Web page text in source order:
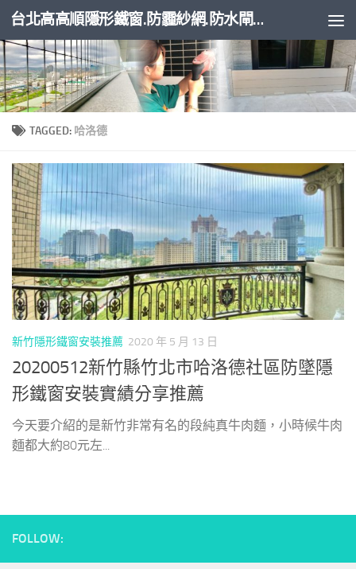
Skip to content 台北高高順隱形鐵窗.防霾紗網.防水閘門
TAGGED: 哈洛德
新竹隱形鐵窗安裝推薦 2020 年 5 月 13 日
20200512新竹縣竹北市哈洛德社區防墜隱
形鐵窗安裝實績分享推薦
今天要介紹的是新竹非常有名的段純真牛肉麵，小時候牛肉
麵都大約80元左...
FOLLOW: